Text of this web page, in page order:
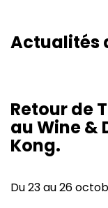
Actualités
Retour de
au Wine &
Kong.
Du 23 au 26